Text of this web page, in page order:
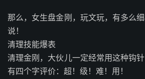
那么，女生盘金刚，玩文玩，有多么
说！
清理技能爆表
清理金刚，大伙儿一定经常用这种钩
有四个字评价：超！级！难！用！